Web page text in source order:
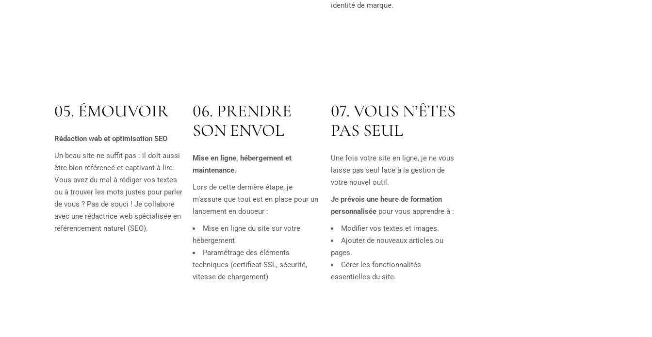
identité de marque.
05. ÉMOUVOIR
Rédaction web et optimisation SEO
Un beau site ne suffit pas : il doit aussi
être bien référencé et captivant à lire.
Vous avez du mal à rédiger vos textes
ou à trouver les mots justes pour parler
de vous ? Pas de souci ! Je collabore
avec une rédactrice web spécialisée en
référencement naturel (SEO).
06. PRENDRE
SON ENVOL
Mise en ligne, hébergement et
maintenance.
Lors de cette dernière étape, je
m’assure que tout est en place pour un
lancement en douceur :
Mise en ligne du site sur votre
hébergement
Paramétrage des éléments
techniques (certificat SSL, sécurité,
vitesse de chargement)
07. VOUS N’ÊTES
PAS SEUL
Une fois votre site en ligne, je ne vous
laisse pas seul face à la gestion de
votre nouvel outil.
Je prévois une heure de formation
personnalisée pour vous apprendre à :
Modifier vos textes et images.
Ajouter de nouveaux articles ou
pages.
Gérer les fonctionnalités
essentielles du site.